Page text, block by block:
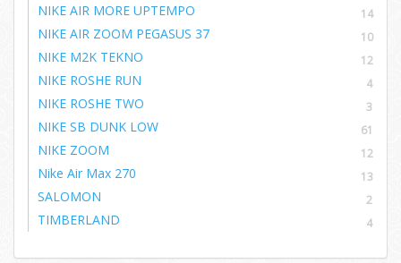
NIKE AIR MORE UPTEMPO 14
NIKE AIR ZOOM PEGASUS 37 10
NIKE M2K TEKNO 12
NIKE ROSHE RUN 4
NIKE ROSHE TWO 3
NIKE SB DUNK LOW 61
NIKE ZOOM 12
Nike Air Max 270 13
SALOMON 2
TIMBERLAND 4